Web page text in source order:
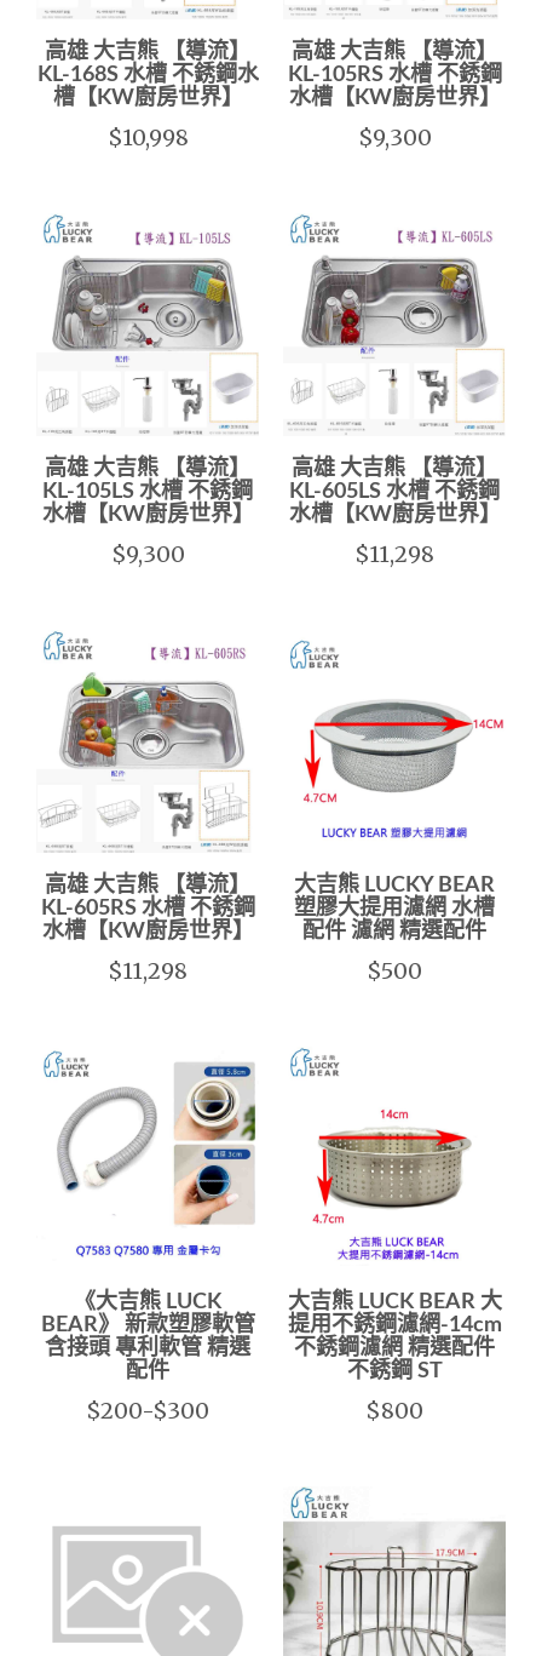
高雄 大吉熊 【導流】
KL-168S 水槽 不銹鋼水
槽【KW廚房世界】
$10,998
高雄 大吉熊 【導流】
KL-105RS 水槽 不銹鋼
水槽【KW廚房世界】
$9,300
高雄 大吉熊 【導流】
KL-105LS 水槽 不銹鋼
水槽【KW廚房世界】
$9,300
高雄 大吉熊 【導流】
KL-605LS 水槽 不銹鋼
水槽【KW廚房世界】
$11,298
高雄 大吉熊 【導流】
KL-605RS 水槽 不銹鋼
水槽【KW廚房世界】
$11,298
大吉熊 LUCKY BEAR
塑膠大提用濾網 水槽
配件 濾網 精選配件
$500
《大吉熊 LUCK
BEAR》 新款塑膠軟管
含接頭 專利軟管 精選
配件
$200-$300
大吉熊 LUCK BEAR 大
提用不銹鋼濾網-14cm
不銹鋼濾網 精選配件
不銹鋼 ST
$800